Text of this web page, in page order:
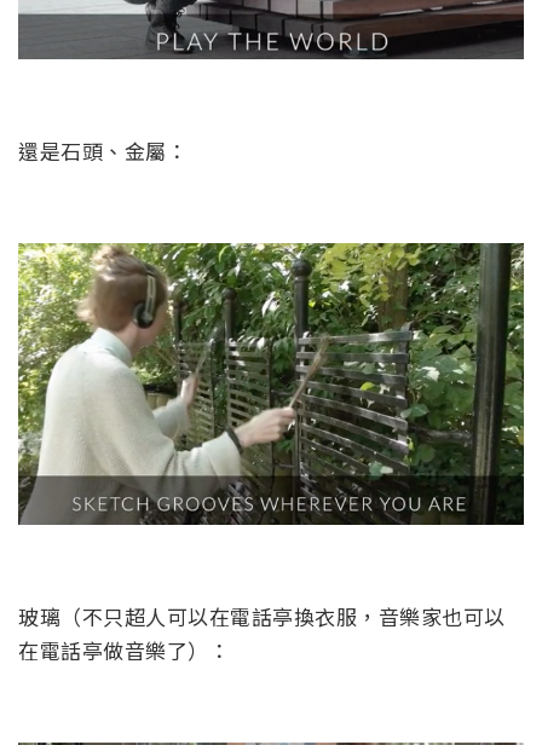
還是石頭、金屬：
玻璃（不只超人可以在電話亭換衣服，音樂家也可以
在電話亭做音樂了）：